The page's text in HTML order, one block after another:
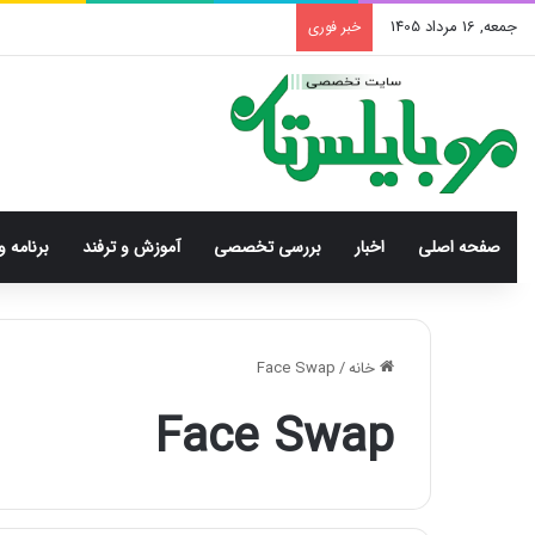
جمعه, 16 مرداد 1405 خبر فوری
صفحه اصلی اخبار بررسی‌ تخصصی آموزش و ترفند برنامه
خانه/
Face Swap
Face Swap